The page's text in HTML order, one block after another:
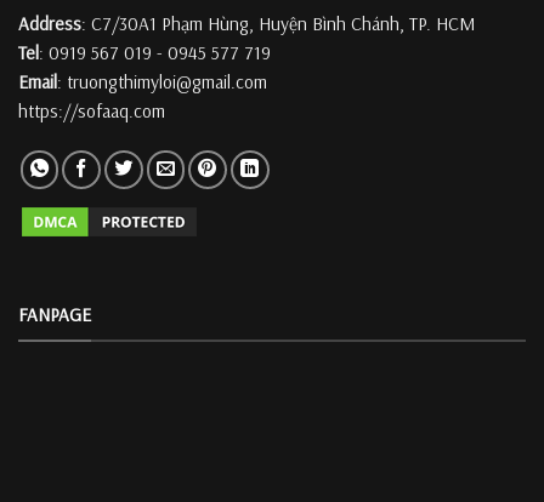
Address: C7/30A1 Phạm Hùng, Huyện Bình Chánh, TP. HCM
Tel: 0919 567 019 - 0945 577 719
Email: truongthimyloi@gmail.com
https://sofaaq.com
FANPAGE